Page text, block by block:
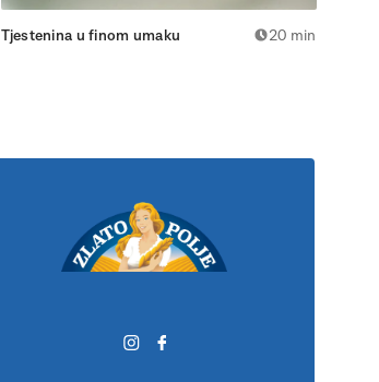
Tjestenina u finom umaku 20 min